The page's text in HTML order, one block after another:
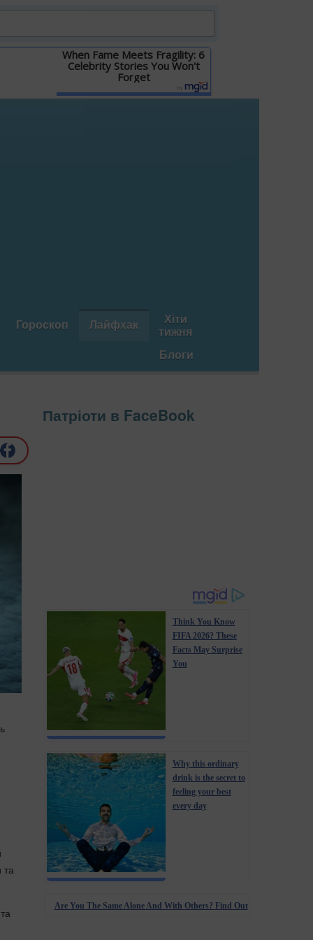
When Fame Meets Fragility: 6
Celebrity Stories You Won't
Forget
Детальніше
Гороскоп Лайфхак Хіти
тижня
Блоги
та
Патріоти в FaceBook
Think You Know
FIFA 2026? These
Facts May Surprise
You
Why this ordinary
drink is the secret to
feeling your best
every day
Are You The Same Alone And With Others? Find Out